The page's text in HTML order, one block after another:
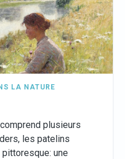
LA NATURE
plusieurs
les patelins
une